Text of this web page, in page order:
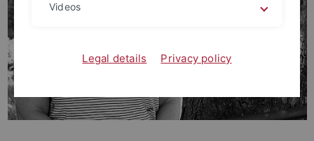
Videos
Legal details Privacy policy